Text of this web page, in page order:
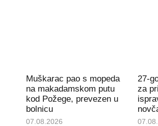
Muškarac pao s mopeda
na makadamskom putu
kod Požege, prevezen u
bolnicu
07.08.2026
27-
za